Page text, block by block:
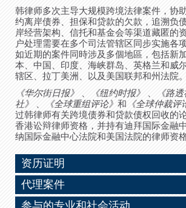
韩律师多次主导大规模跨境法律案件，协
约离岸债券、担保和贷款的欠款，追溯负
岸经营架构、信托和基金会等渠道藏匿的
户处理需要在多个司法管辖区同步实施各
如近期的案件同時涉及多個地區，包括新
本、中国、印度、海峡群岛、英格兰和威
辖区、拉丁美洲、以及美国联邦和州法院。
《华尔街日报》
、 《纽约时报》 、 《路透
社》
、 《全球重组评论》 和 《全球仲裁评
过韩律师有关跨境债券和贷款债权回收的
香港讼辩律师资格，并持有迪拜国际金融
纳国际金融中心法院和美国法院的律师资格
资历证明
代理案件